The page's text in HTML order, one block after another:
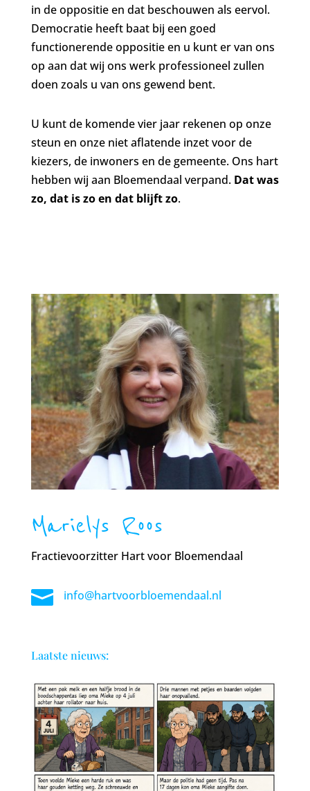
in de oppositie en dat beschouwen als eervol.
Democratie heeft baat bij een goed
functionerende oppositie en u kunt er van ons
op aan dat wij ons werk professioneel zullen
doen zoals u van ons gewend bent.
U kunt de komende vier jaar rekenen op onze
steun en onze niet aflatende inzet voor de
kiezers, de inwoners en de gemeente. Ons hart
hebben wij aan Bloemendaal verpand. Dat was
zo, dat is zo en dat blijft zo.
Marielys Roos
Fractievoorzitter Hart voor Bloemendaal
 info@hartvoorbloemendaal.nl
Laatste nieuws: